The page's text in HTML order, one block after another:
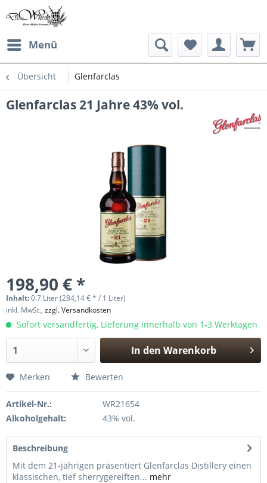
Menü
Übersicht Glenfarclas
Glenfarclas 21 Jahre 43% vol.
198,90 € *
Inhalt:0.7 Liter (284,14 € * / 1 Liter)
inkl. MwSt., zzgl. Versandkosten
Sofort versandfertig, Lieferung innerhalb von 1-3 Werktagen
In den Warenkorb
Merken Bewerten
Artikel-Nr.:
WR21654
Alkoholgehalt:
43% vol.
Beschreibung
Mit dem 21-jährigen präsentiert Glenfarclas Distillery einen
klassischen, tief sherrygereiften... mehr